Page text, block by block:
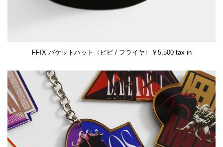
FFIX バケットハット〈ビビ / フライヤ〉￥5,500 tax in